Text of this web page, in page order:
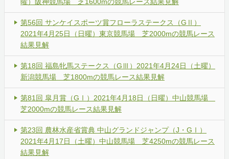
第56回 サンケイスポーツ賞フローラステークス（GⅡ）
2021年4月25日（日曜）東京競馬場 芝2000mの競馬レース
結果見解
第18回 福島牝馬ステークス（GⅢ）2021年4月24日（土曜）
新潟競馬場 芝1800mの競馬レース結果見解
第81回 皐月賞（GⅠ）2021年4月18日（日曜）中山競馬場
芝2000mの競馬レース結果見解
第23回 農林水産省賞典 中山グランドジャンプ（J・GⅠ）
2021年4月17日（土曜）中山競馬場 芝4250mの競馬レース
結果見解